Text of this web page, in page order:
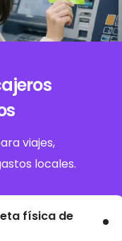
viajes,
locales.
física de